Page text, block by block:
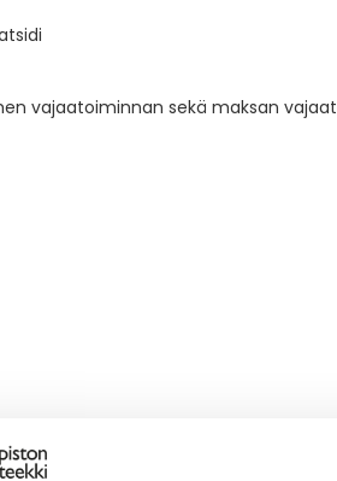
vajaatoiminnan sekä maksan